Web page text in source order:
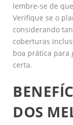
lembre-se de
Verifique se o
considerando
coberturas
boa prática para
certa.
DOS